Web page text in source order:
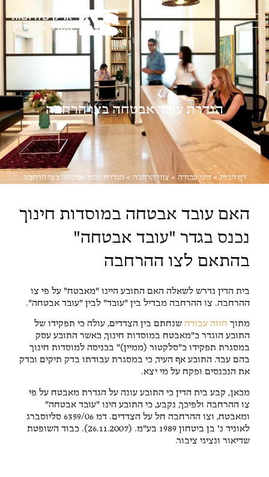
הגדרת עובד אבטחה בצו הרחבה
דף הבית »דיני עבודה » צווי הרחבה »הגדרת עובד אבטחה בצו הרחבה
האם עובד אבטחה במוסדות חינוך
נכנס בגדר "עובד אבטחה"
בהתאם לצו ההרחבה
בית הדין נדרש לשאלה האם התובע היינו "מאבטח" על פי צו
ההרחבה. צו ההרחבה מבדיל בין "עובד" לבין "עובד אבטחה".
מתוך חוזה עבודה שנחתם בין הצדדים, עולה כי תפקידו של
התובע הוגדר כ"מאבטח במוסדות חינוך, כאשר התובע עסק
במסגרת תפקידו כ"סלקטור (ממיין)" בכניסה למוסדות חינוך
בהם עבד. התובע אף העיד, כי במסגרת עבודתו בדק תיקים ובדק
את הנכנסים ופקח על מי יצא.
מכאן, קבע בית הדין כי התובע עונה על הגדרת מאבטח על פי
צו ההרחבה ולפיכך, נקבע, כי התובע הינו "עובד אבטחה"
ומאבטח, וצו ההרחבה חל על הצדדים. דמ 6359/06 סליוסברג
לאוניד נ' בן ביטחון 1989 בע"מ. (26.11.2007). כבוד השופטת
שדיאור ונציגי ציבור.